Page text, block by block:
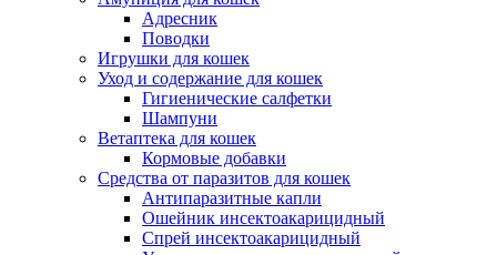
Адресник
Поводки
Игрушки для кошек
Уход и содержание для кошек
Гигиенические салфетки
Шампуни
Ветаптека для кошек
Кормовые добавки
Средства от паразитов для кошек
Антипаразитные капли
Ошейник инсектоакарицидный
Спрей инсектоакарицидный